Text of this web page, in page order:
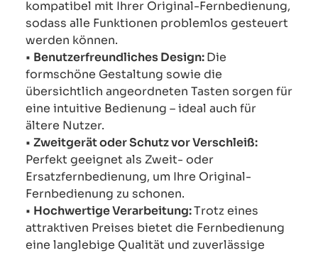
kompatibel mit Ihrer Original-Fernbedienung,
sodass alle Funktionen problemlos gesteuert
werden können.
• Benutzerfreundliches Design:Die
formschöne Gestaltung sowie die
übersichtlich angeordneten Tasten sorgen für
eine intuitive Bedienung – ideal auch für
ältere Nutzer.
• Zweitgerät oder Schutz vor Verschleiß:
Perfekt geeignet als Zweit- oder
Ersatzfernbedienung, um Ihre Original-
Fernbedienung zu schonen.
• Hochwertige Verarbeitung:Trotz eines
attraktiven Preises bietet die Fernbedienung
eine langlebige Qualität und zuverlässige